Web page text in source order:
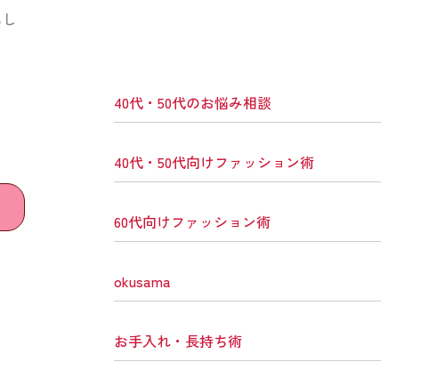
40代・50代のお悩み相談
40代・50代向けファッション術
60代向けファッション術
okusama
お手入れ・長持ち術